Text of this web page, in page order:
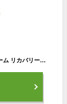
ニューバランス スニーカー メンズ フレッシュフォーム リカバリースポーツ MCVRY RCVRY new balance FRESH FOAM RCVRY SPORT V4 トレーニング フットケア 洗濯機で丸洗い 洗える スリッポン